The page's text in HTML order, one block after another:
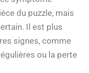
du puzzle, mais
Il est plus
signes, comme
ou la perte